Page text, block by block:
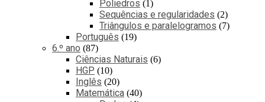
Poliedros 1
Sequências e regularidades 2
Triângulos e paralelogramos 7
Português 19
6.º ano 87
Ciências Naturais 6
HGP 10
Inglês 20
Matemática 40